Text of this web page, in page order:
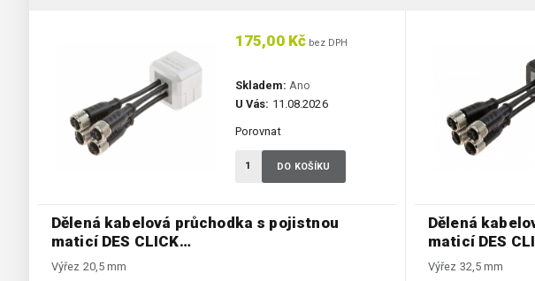
Dělená kabelová průchodka s pojistnou
maticí DES CLICK…
Výřez 20,5 mm
175,00 Kč bez DPH
Skladem: Ano
U Vás: 11.08.2026
Porovnat
DO KOŠÍKU
Dělená
maticí DES
Výřez 32,5 mm